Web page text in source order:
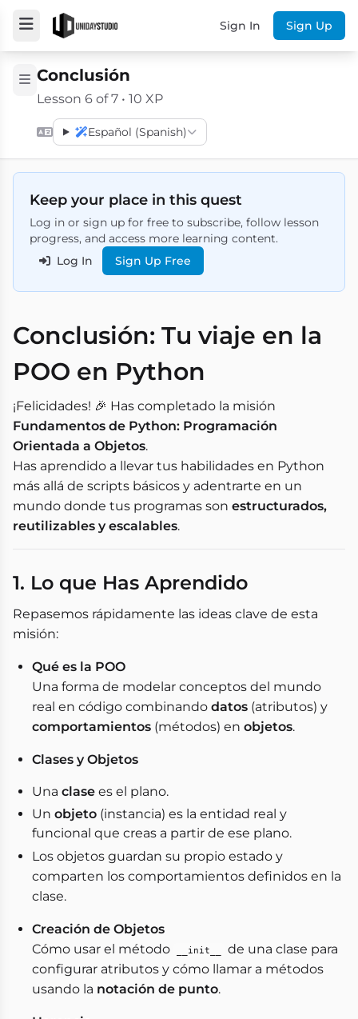
Sign In Sign Up
Conclusión
Lesson 6 of 7 • 10 XP
Español (Spanish)
Keep your place in this quest
Log in or sign up for free to subscribe, follow lesson
progress, and access more learning content.
Log In
Sign Up Free
Conclusión: Tu viaje en la
POO en Python
¡Felicidades! 🎉 Has completado la misión
Fundamentos de Python: Programación
Orientada a Objetos.
Has aprendido a llevar tus habilidades en Python
más allá de scripts básicos y adentrarte en un
mundo donde tus programas son estructurados,
reutilizables y escalables.
1. Lo que Has Aprendido
Repasemos rápidamente las ideas clave de esta
misión:
Qué es la POO
Una forma de modelar conceptos del mundo
real en código combinando datos (atributos) y
comportamientos (métodos) en objetos.
Clases y Objetos
Una clase es el plano.
Un objeto (instancia) es la entidad real y
funcional que creas a partir de ese plano.
Los objetos guardan su propio estado y
comparten los comportamientos definidos en la
clase.
Creación de Objetos
Cómo usar el método
__init__
de una clase para
configurar atributos y cómo llamar a métodos
usando la notación de punto.